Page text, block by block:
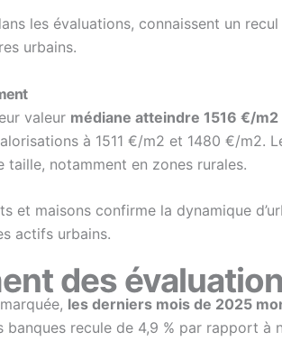
les évaluations, connaissent un
urbains.
valeur médiane atteindre 1516 €/m2
à 1511 €/m2 et 1480 €/
notamment en zones rurales.
et maisons confirme la dynamique
actifs urbains.
des
les derniers mois de 2025
recule de 4,9 % par rapport à